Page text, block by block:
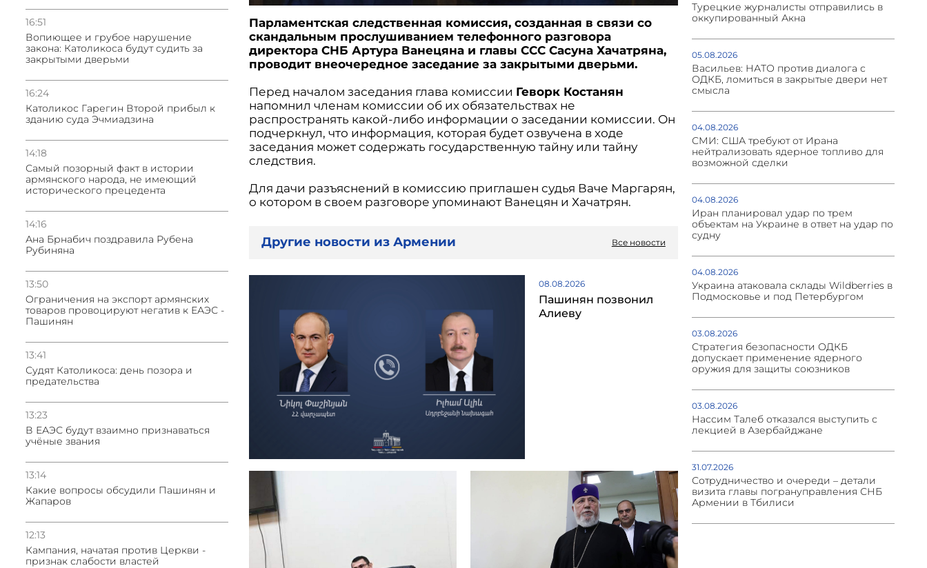
16:51
Вопиющее и грубое нарушение
закона: Католикоса будут судить за
закрытыми дверьми
16:24
Католикос Гарегин Второй прибыл к
зданию суда Эчмиадзина
14:18
Самый позорный факт в истории
армянского народа, не имеющий
исторического прецедента
14:16
Ана Брнабич поздравила Рубена
Рубиняна
13:50
Oграничения на экспорт армянских
товаров провоцируют негатив к ЕАЭС -
Пашинян
13:41
Судят Католикоса: день позора и
предательства
13:23
В ЕАЭС будут взаимно признаваться
учёные звания
13:14
Какие вопросы обсудили Пашинян и
Жапаров
12:13
Кампания, начатая против Церкви -
признак слабости властей
Парламентская следственная комиссия, созданная в связи со
скандальным прослушиванием телефонного разговора
директора СНБ Артура Ванецяна и главы ССС Сасуна Хачатряна,
проводит внеочередное заседание за закрытыми дверьми.
Перед началом заседания глава комиссии Геворк Костанян
напомнил членам комиссии об их обязательствах не
распространять какой-либо информации о заседании комиссии. Он
подчеркнул, что информация, которая будет озвучена в ходе
заседания может содержать государственную тайну или тайну
следствия.
Для дачи разъяснений в комиссию приглашен судья Ваче Маргарян,
о котором в своем разговоре упоминают Ванецян и Хачатрян.
Другие новости из Армении Все новости
08.08.2026
Пашинян позвонил
Алиеву
Турецкие журналисты отправились в
оккупированный Акна
05.08.2026
Васильев: НАТО против диалога с
ОДКБ, ломиться в закрытые двери нет
смысла
04.08.2026
СМИ: США требуют от Ирана
нейтрализовать ядерное топливо для
возможной сделки
04.08.2026
Иран планировал удар по трем
объектам на Украине в ответ на удар по
судну
04.08.2026
Украина атаковала склады Wildberries в
Подмосковье и под Петербургом
03.08.2026
Стратегия безопасности ОДКБ
допускает применение ядерного
оружия для защиты союзников
03.08.2026
Нассим Талеб отказался выступить с
лекцией в Азербайджане
31.07.2026
Сотрудничество и очереди – детали
визита главы погрануправления СНБ
Армении в Тбилиси